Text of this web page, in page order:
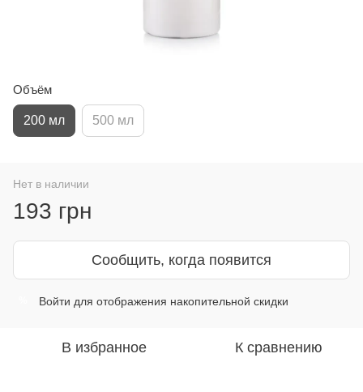
Объём
200 мл 500 мл
Нет в наличии
193 грн
Сообщить, когда появится
Войти для отображения накопительной скидки
В избранное К сравнению